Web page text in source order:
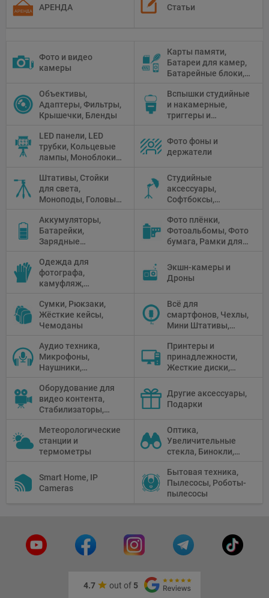
АРЕНДА Статьи
Фото и видео
камеры
Карты памяти,
Батареи для камер,
Батарейные блоки,
Объективы,
Адаптеры, Фильтры,
Крышечки, Бленды
Вспышки студийные
и накамерные,
триггеры и
LED панели, LED
трубки, Кольцевые
лампы, Моноблоки,
Флуоресцентное и
галогенное
освещение
Фото фоны и
держатели
Штативы, Стойки
для света,
Моноподы, Головы
Студийные
аксессуары,
Софтбоксы,
Рефлекторы,
Отражатели,
Предметные
Аккумуляторы,
Батарейки,
Зарядные
питания, Солнечные
панели
Фото плёнки,
Фотоальбомы, Фото
бумага, Рамки для
камеры
Одежда для
фотографа,
камуфляж,
Экшн-камеры и
Дроны
Сумки, Рюкзаки,
Жёсткие кейсы,
Чемоданы
Всё для
смартфонов, Чехлы,
Мини Штативы,
Аудио техника,
Микрофоны,
Наушники,
микшеры, Кабели и
адаптеры
Принтеры и
принадлежности,
Жесткие диски,
Проекторы,
Графические
Планшеты, Бумага
Оборудование для
видео контента,
Стабилизаторы,
Мониторы,
Профессиональное
видео
Другие аксессуары,
Подарки
Метеорологические
станции и
термометры
Оптика,
Увеличительные
стекла, Бинокли,
Телескопы,
Прицелы,
Микроскопы,
Smart Home, IP
Cameras
Бытовая техника,
Пылесосы, Роботы-
пылесосы
4.7 out of 5